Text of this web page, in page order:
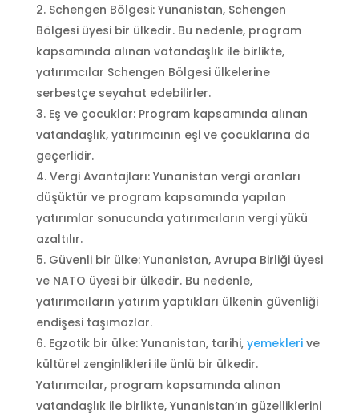
Schengen Bölgesi: Yunanistan, Schengen
Bölgesi üyesi bir ülkedir. Bu nedenle, program
kapsamında alınan vatandaşlık ile birlikte,
yatırımcılar Schengen Bölgesi ülkelerine
serbestçe seyahat edebilirler.
Eş ve çocuklar: Program kapsamında alınan
vatandaşlık, yatırımcının eşi ve çocuklarına da
geçerlidir.
Vergi Avantajları: Yunanistan vergi oranları
düşüktür ve program kapsamında yapılan
yatırımlar sonucunda yatırımcıların vergi yükü
azaltılır.
Güvenli bir ülke: Yunanistan, Avrupa Birliği üyesi
ve NATO üyesi bir ülkedir. Bu nedenle,
yatırımcıların yatırım yaptıkları ülkenin güvenliği
endişesi taşımazlar.
Egzotik bir ülke: Yunanistan, tarihi, yemeklerive
kültürel zenginlikleri ile ünlü bir ülkedir.
Yatırımcılar, program kapsamında alınan
vatandaşlık ile birlikte, Yunanistan’ın güzelliklerini